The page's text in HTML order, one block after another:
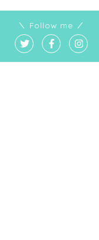
＼ Follow me ／